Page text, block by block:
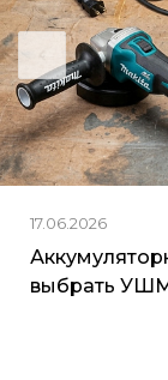
17.06.2026
выбрать